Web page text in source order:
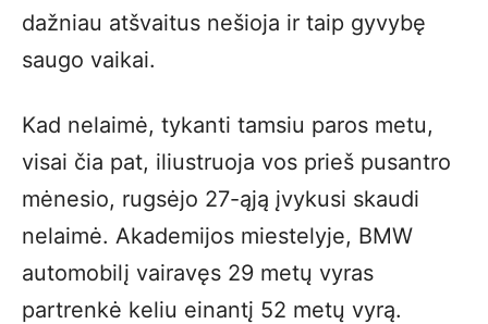
dažniau atšvaitus nešioja ir taip gyvybę
saugo vaikai.
Kad nelaimė, tykanti tamsiu paros metu,
visai čia pat, iliustruoja vos prieš pusantro
mėnesio, rugsėjo 27-ąją įvykusi skaudi
nelaimė. Akademijos miestelyje, BMW
automobilį vairavęs 29 metų vyras
partrenkė keliu einantį 52 metų vyrą.